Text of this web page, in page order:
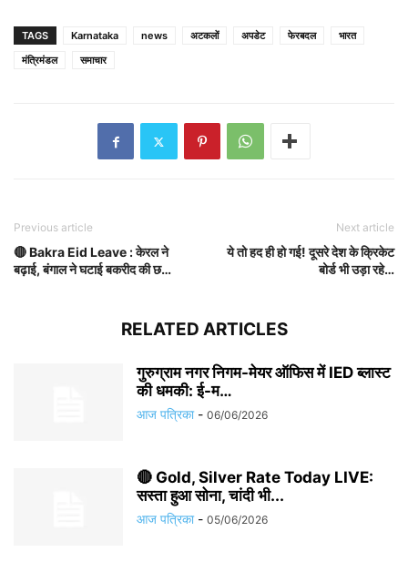
TAGS Karnataka news अटकलों अपडेट फेरबदल
भारत
मंत्रिमंडल
समाचार
Previous article
🔴 Bakra Eid Leave : केरल ने
बढ़ाई, बंगाल ने घटाई बकरीद की छ…
Next article
ये तो हद ही हो गई! दूसरे देश के क्रिकेट
बोर्ड भी उड़ा रहे…
RELATED ARTICLES
गुरुग्राम नगर निगम-मेयर ऑफिस में IED ब्लास्ट
की धमकी: ई-म…
आज पत्रिका - 06/06/2026
🔴 Gold, Silver Rate Today LIVE:
सस्ता हुआ सोना, चांदी भी...
आज पत्रिका - 05/06/2026